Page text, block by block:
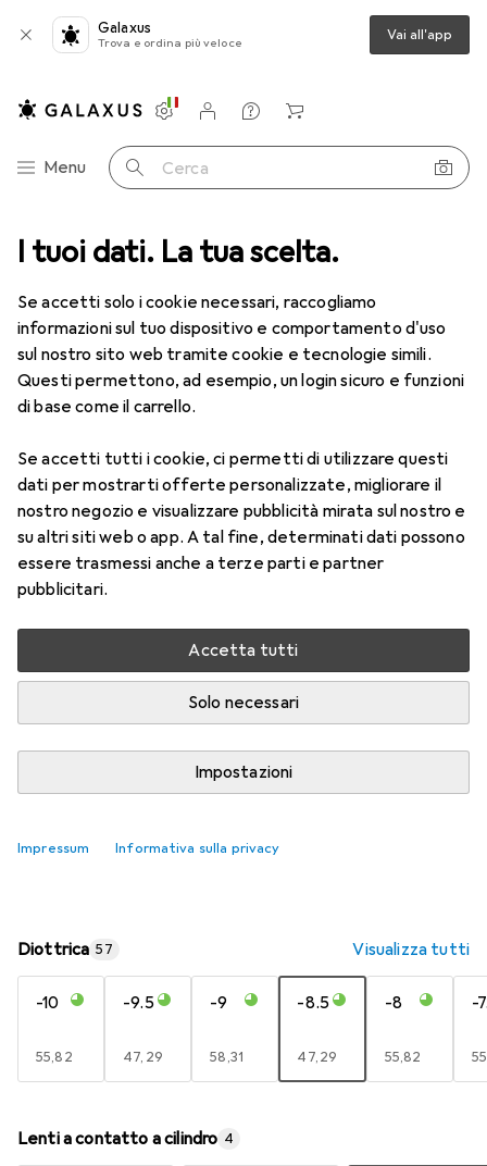
I tuoi dati. La tua scelta.
Se accetti solo i cookie necessari, raccogliamo
informazioni sul tuo dispositivo e comportamento d'uso
sul nostro sito web tramite cookie e tecnologie simili.
Questi permettono, ad esempio, un login sicuro e funzioni
di base come il carrello.
Se accetti tutti i cookie, ci permetti di utilizzare questi
dati per mostrarti offerte personalizzate, migliorare il
nostro negozio e visualizzare pubblicità mirata sul nostro e
su altri siti web o app. A tal fine, determinati dati possono
essere trasmessi anche a terze parti e partner
pubblicitari.
Accetta tutti
Solo necessari
Impostazioni
Impressum Informativa sulla privacy
Galaxus
Trova e ordina più veloce Vai all'app
Categoria Navigazione
Menu Cerca
Impostazioni
Conto cliente
Liste di confronto
Liste dei desideri
Carrello
Lenti a contatto Air Optix plus HydraGlyde for Astigmatism
1 Immagine
Air Optix plus HydraGlyde for
-8.5, Obiettivo mensile, 6 pz., Torico
Prezzo in EUR IVA incl.
EUR
47,29 EUR
7,88/1pz.
Consegna tra lun, 17/8 e mer, 19/8
Più di 10 pezzi in stock presso il fornitore
Aggiungi al carrello
Diottrica 57 Visualizza tutti
-10
EUR
55,82
-9.5
EUR
47,29
-9
EUR
58,31
-8.5
EUR
47,29
-8
EUR
55,82
-
Lenti a contatto a cilindro 4